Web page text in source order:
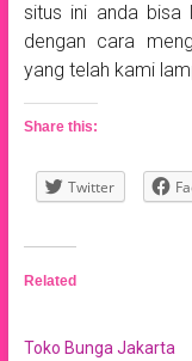
situs ini anda bisa
dengan cara
yang telah kami
Share this:
Twitter
Related
Toko Bunga Jakarta